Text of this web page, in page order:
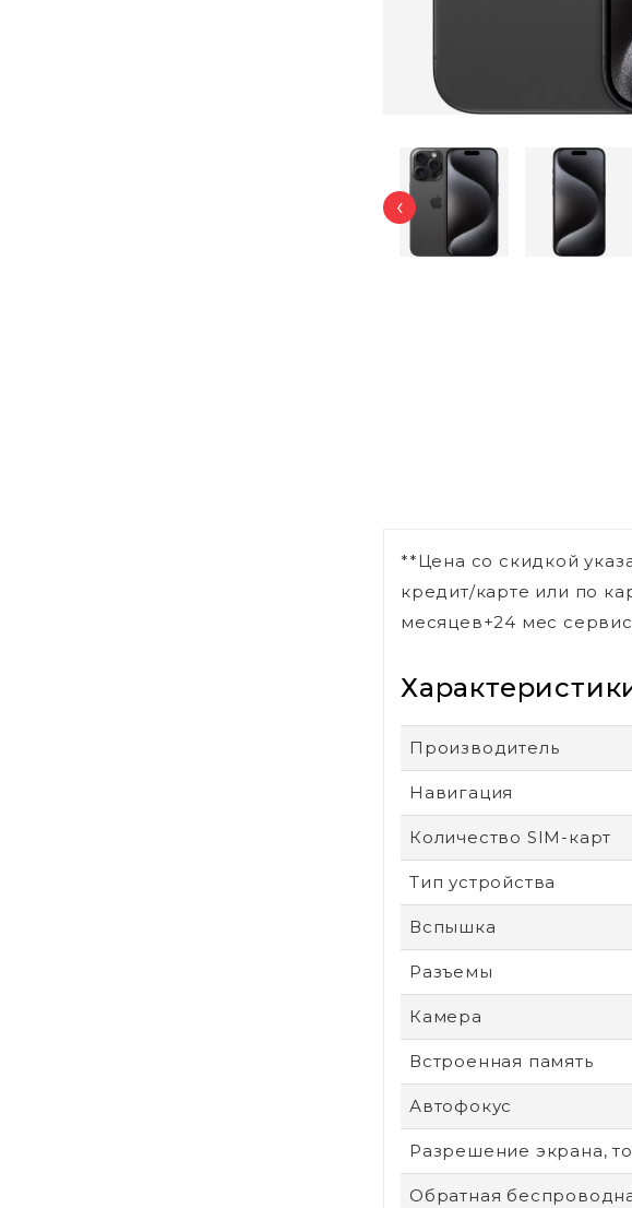
‹
**Цена со скидкой
кредит/карте или по
месяцев+24 мес
Производитель
Навигация
Количество SIM-карт
Тип устройства
Вспышка
Разъемы
Камера
Встроенная память
Автофокус
Разрешение экрана,
Обратная